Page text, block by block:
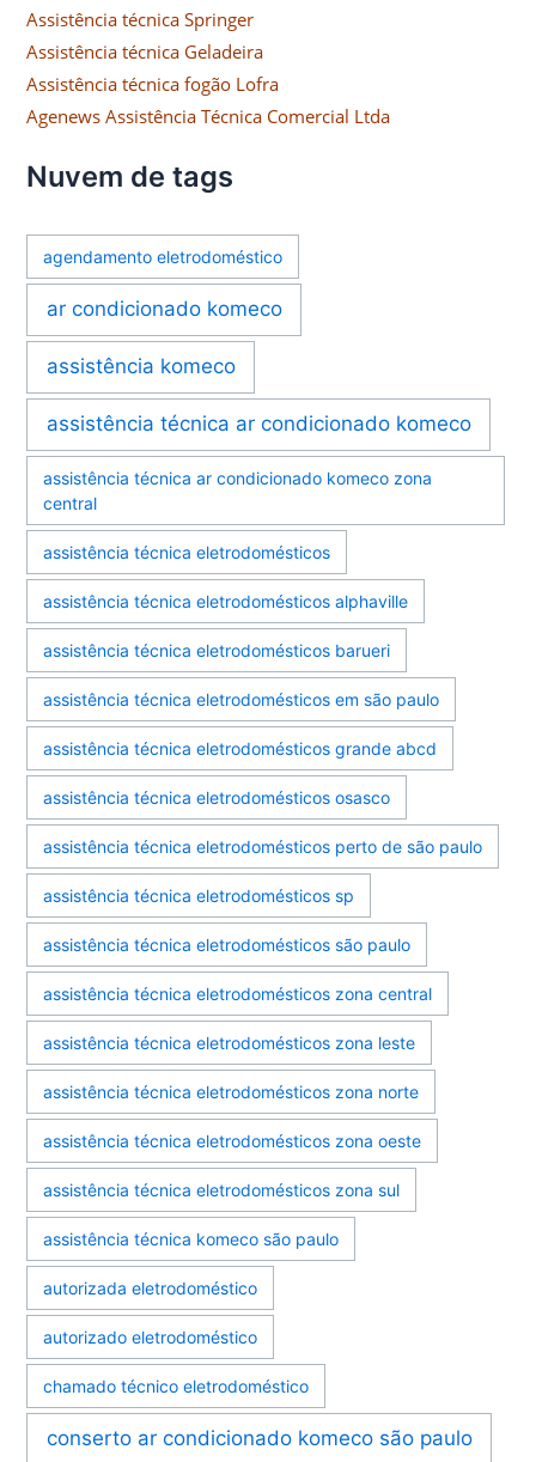
Assistência técnica Springer
Assistência técnica Geladeira
Assistência técnica fogão Lofra
Agenews Assistência Técnica Comercial Ltda
Nuvem de tags
agendamento eletrodoméstico
ar condicionado komeco
assistência komeco
assistência técnica ar condicionado komeco
assistência técnica ar condicionado komeco zona
central
assistência técnica eletrodomésticos
assistência técnica eletrodomésticos alphaville
assistência técnica eletrodomésticos barueri
assistência técnica eletrodomésticos em são paulo
assistência técnica eletrodomésticos grande abcd
assistência técnica eletrodomésticos osasco
assistência técnica eletrodomésticos perto de são paulo
assistência técnica eletrodomésticos sp
assistência técnica eletrodomésticos são paulo
assistência técnica eletrodomésticos zona central
assistência técnica eletrodomésticos zona leste
assistência técnica eletrodomésticos zona norte
assistência técnica eletrodomésticos zona oeste
assistência técnica eletrodomésticos zona sul
assistência técnica komeco são paulo
autorizada eletrodoméstico
autorizado eletrodoméstico
chamado técnico eletrodoméstico
conserto ar condicionado komeco são paulo